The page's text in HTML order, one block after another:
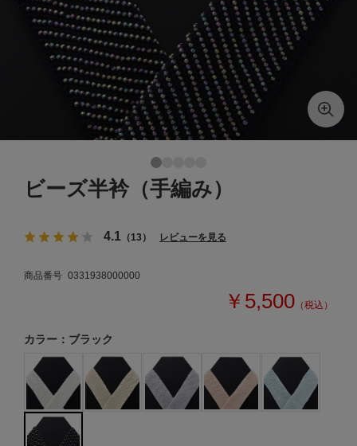
ビーズ半衿（手編み）
4.1 （13） レビューを見る
商品番号 0331938000000
￥5,500 （税込）
カラー：ブラック